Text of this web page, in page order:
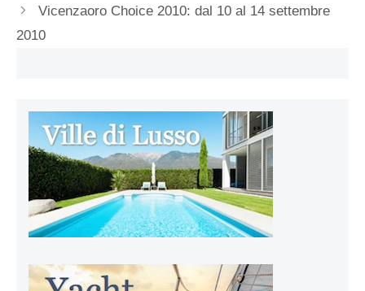
Vicenzaoro Choice 2010: dal 10 al 14 settembre
2010